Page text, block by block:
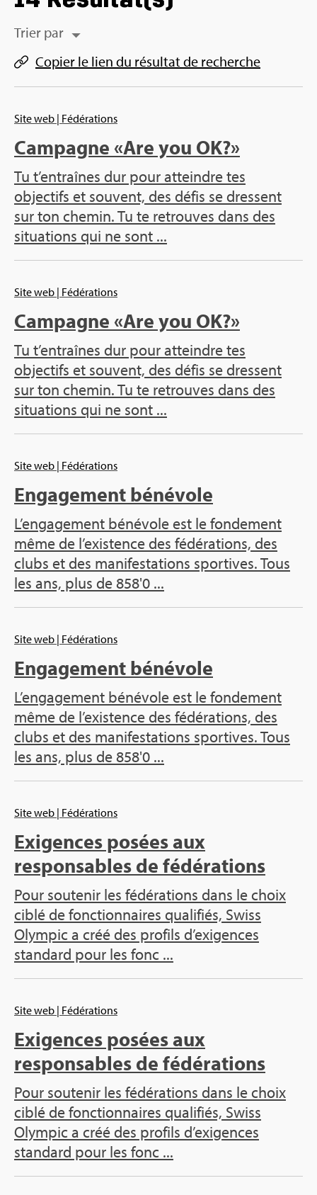
Trier par
Copier le lien du résul­tat de recherche
Site web | Fédérations
Campagne «Are you OK?»
Tu t’entraînes dur pour atteindre tes
objectifs et souvent, des défis se dressent
sur ton chemin. Tu te retrouves dans des
situations qui ne sont ...
Site web | Fédérations
Campagne «Are you OK?»
Tu t’entraînes dur pour atteindre tes
objectifs et souvent, des défis se dressent
sur ton chemin. Tu te retrouves dans des
situations qui ne sont ...
Site web | Fédérations
Engagement bénévole
L’engagement bénévole est le fondement
même de l’existence des fédérations, des
clubs et des manifestations sportives. Tous
les ans, plus de 858'0 ...
Site web | Fédérations
Engagement bénévole
L’engagement bénévole est le fondement
même de l’existence des fédérations, des
clubs et des manifestations sportives. Tous
les ans, plus de 858'0 ...
Site web | Fédérations
Exigences posées aux
responsables de fédérations
Pour soutenir les fédérations dans le choix
ciblé de fonctionnaires qualifiés, Swiss
Olympic a créé des profils d’exigences
standard pour les fonc ...
Site web | Fédérations
Exigences posées aux
responsables de fédérations
Pour soutenir les fédérations dans le choix
ciblé de fonctionnaires qualifiés, Swiss
Olympic a créé des profils d’exigences
standard pour les fonc ...